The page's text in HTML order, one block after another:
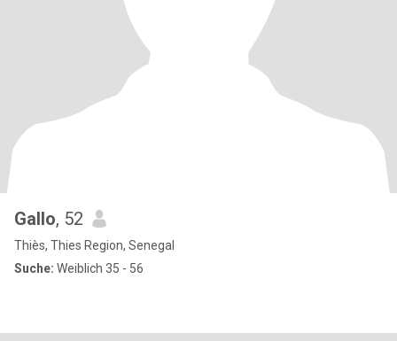
Gallo, 52
Thiès, Thies Region, Senegal
Suche: Weiblich 35 - 56